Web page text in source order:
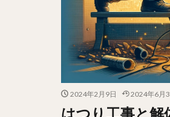
2024年2月9日 2024年6月
はつり工事と解